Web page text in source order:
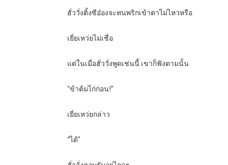
ฮั่ววั่งติ้งซีอ๋องจะทนพริกเข้าตาไม่ไหวหรือ
เยี่ยเหว่ยไม่เชื่อ
แต่ในเมื่อฮั่ววั่งพูดเช่นนี้ เขาก็ฟังตามนั้น
“ข้าต้มไก่ก่อน!”
เยี่ยเหว่ยกล่าว
“ได้”